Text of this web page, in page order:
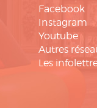
Facebook
Instagram
Youtube
Autres
Les